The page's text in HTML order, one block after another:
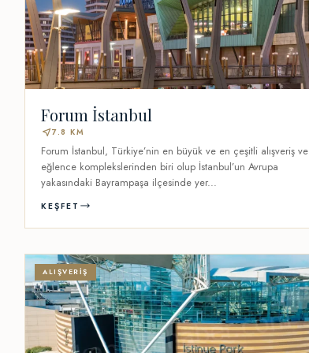
Forum İstanbul
near_me7.8 KM
Forum İstanbul, Türkiye’nin en büyük ve en çeşitli alışveriş ve
eğlence komplekslerinden biri olup İstanbul’un Avrupa
yakasındaki Bayrampaşa ilçesinde yer...
KEŞFET
ALIŞVERIŞ